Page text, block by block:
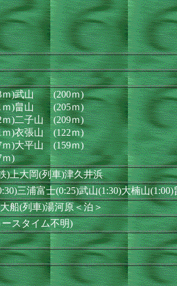
ｍ)武山 (200ｍ)
ｍ)畠山 (205ｍ)
)二子山 (209ｍ)
ｍ)衣張山 (122ｍ)
)大平山 (159ｍ)
ｍ)
)上大岡(列車)津久井浜
三浦富士(0:25)武山(1:30)大楠山
船(列車)湯河原＜泊＞
スタイム不明)